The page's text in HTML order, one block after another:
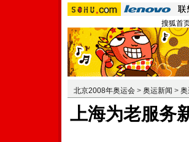
搜狐首
北京2008年奥运会 > 奥运新闻 >
上海为老服务